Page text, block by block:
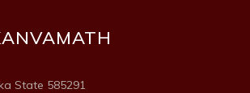
State 585291